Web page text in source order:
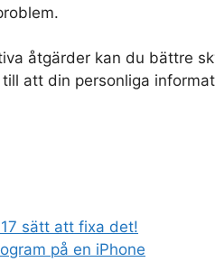
åtgärder kan du bättre
att din personliga
sätt att fixa det!
på en iPhone